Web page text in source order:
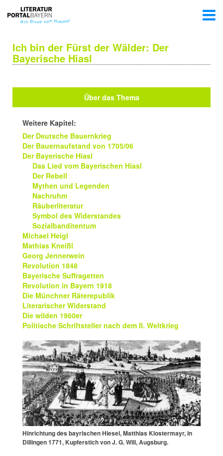
Ich bin der Fürst der Wälder: Der
Bayerische Hiasl
Über das Thema
Weitere Kapitel:
Der Deutsche Bauernkrieg
Der Bauernaufstand von 1705/06
Der Bayerische Hiasl
Das Lied vom Bayerischen Hiasl
Der Rebell
Mythen und Legenden
Nachruhm
Räuberliteratur
Symbol des Widerstandes
Sozialbanditentum
Michael Heigl
Mathias Kneißl
Georg Jennerwein
Revolution 1848
Bayerische Suffragetten
Revolution in Bayern 1918
Die Münchner Räterepublik
Literarischer Widerstand
Die wilden 1960er
Politische Schriftsteller nach dem II. Weltkrieg
Hinrichtung des bayrischen Hiesel, Matthias Klostermayr, in
Dillingen 1771, Kupferstich von J. G. Will, Augsburg.